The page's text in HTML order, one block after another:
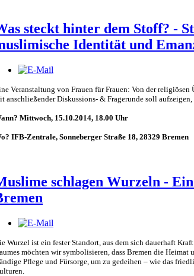
steckt hinter dem Stoff? -
Identität und
Veranstaltung von Frauen für Frauen: Von der
anschließender Diskussions- & Fragerunde soll
Mittwoch, 15.10.2014, 18.00 Uhr
IFB-Zentrale, Sonneberger Straße 18, 28329 Bremen
schlagen Wurzeln -
Wurzel ist ein fester Standort, aus dem sich dauerhaft
möchten wir symbolisieren, dass Bremen die
Pflege und Fürsorge, um zu gedeihen – wie das